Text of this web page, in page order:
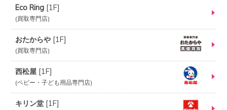
Eco Ring [1F]
買取専門店
おたからや [1F]
買取専門店
西松屋 [1F]
ベビー・子ども用品専門店
キリン堂 [1F]